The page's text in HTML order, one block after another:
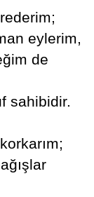
eylerim,
de
sahibidir.